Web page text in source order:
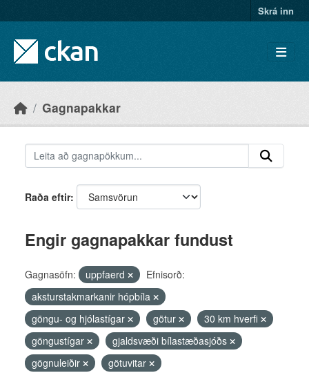
Skrá inn
Gagnapakkar
Raða eftir
Engir gagnapakkar fundust
Gagnasöfn: uppfaerd
Efnisorð:
aksturstakmarkanir hópbíla
göngu- og hjólastígar
götur
30 km hverfi
göngustígar
gjaldsvæði bílastæðasjóðs
gögnuleiðir
götuvitar